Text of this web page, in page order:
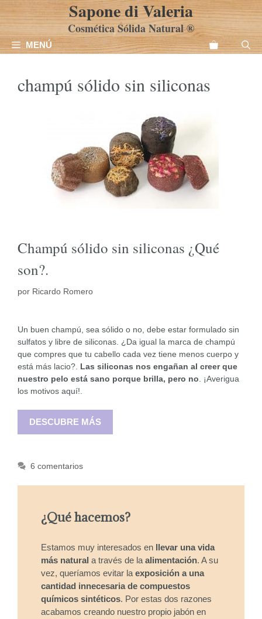
al
Sapone di Valeria
Cosmética Sólida Natural ®
MENÚ
champú sólido sin siliconas
Champú sólido sin siliconas ¿Qué
son?.
por Ricardo Romero
Un buen champú, sea sólido o no, debe estar formulado sin
sulfatos y libre de siliconas. ¿Da igual la marca de champú
que compres que tu cabello cada vez tiene menos cuerpo y
está más lacio?. Las siliconas nos engañan al creer que
nuestro pelo está sano porque brilla, pero no . ¡Averigua
los motivos aquí!.
DESCUBRE MÁS
6 comentarios
¿Qué hacemos?
Estamos muy interesados en llevar una vida
más natural a través de la alimentación. A su
vez, queríamos evitar la exposición a una
cantidad innecesaria de compuestos
químicos sintéticos. Por estas dos razones
acabamos creando nuestro propio jabón en